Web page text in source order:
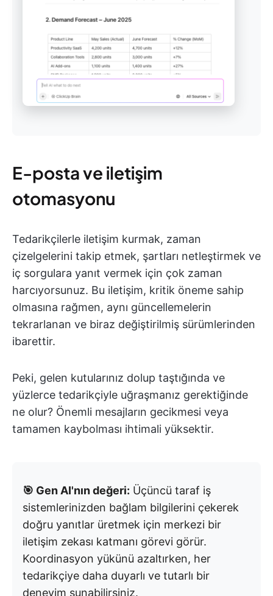
E-posta ve iletişim
otomasyonu
Tedarikçilerle iletişim kurmak, zaman
çizelgelerini takip etmek, şartları netleştirmek ve
iç sorgulara yanıt vermek için çok zaman
harcıyorsunuz. Bu iletişim, kritik öneme sahip
olmasına rağmen, aynı güncellemelerin
tekrarlanan ve biraz değiştirilmiş sürümlerinden
ibarettir.
Peki, gelen kutularınız dolup taştığında ve
yüzlerce tedarikçiyle uğraşmanız gerektiğinde
ne olur? Önemli mesajların gecikmesi veya
tamamen kaybolması ihtimali yüksektir.
🎯 Gen AI'nın değeri: Üçüncü taraf iş
sistemlerinizden bağlam bilgilerini çekerek
doğru yanıtlar üretmek için merkezi bir
iletişim zekası katmanı görevi görür.
Koordinasyon yükünü azaltırken, her
tedarikçiye daha duyarlı ve tutarlı bir
deneyim sunabilirsiniz.